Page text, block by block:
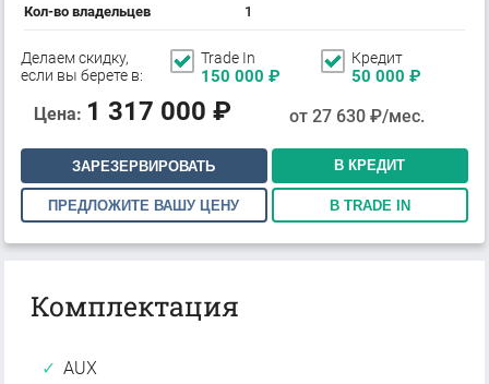
Кол-во владельцев 1
Делаем скидку,
если вы берете в:
Trade In
150 000 ₽
Кредит
50 000 ₽
Цена: 1 317 000 ₽ от 27 630₽/мес.
ЗАРЕЗЕРВИРОВАТЬ В КРЕДИТ
ПРЕДЛОЖИТЕ ВАШУ ЦЕНУ В TRADE IN
Комплектация
AUX